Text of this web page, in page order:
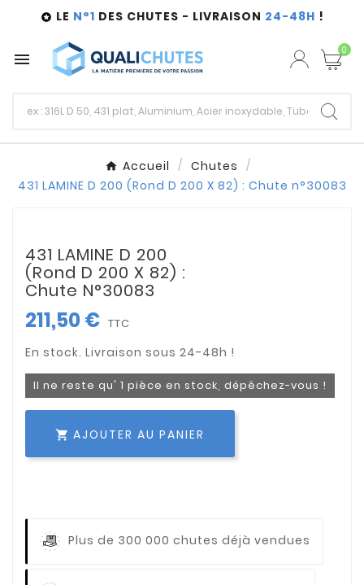
 LE N°1 DES CHUTES - LIVRAISON 24-48H !
 0
Accueil
Chutes
431 LAMINE D 200 (Rond D 200 X 82) : Chute n°30083
431 LAMINE D 200
(Rond D 200 X 82) :
Chute N°30083
211,50 € TTC
Il ne reste qu' 1 pièce en stock, dépêchez-vous !
 AJOUTER AU PANIER
Plus de 300 000 chutes déjà vendues